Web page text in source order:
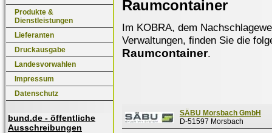
Produkte &
Dienstleistungen
Lieferanten
Druckausgabe
Landesvorwahlen
Impressum
Datenschutz
bund.de - öffentliche
Ausschreibungen
Raumcontainer
Im KOBRA, dem
Verwaltungen, finden Sie die
Raumcontainer.
SÄBU Morsbach GmbH
D-51597 Morsbach